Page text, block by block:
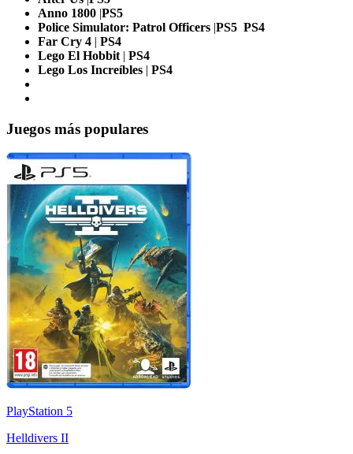
Anno 1800 |PS5
Police Simulator: Patrol Officers |PS5 PS4
Far Cry 4 | PS4
Lego El Hobbit | PS4
Lego Los Increíbles | PS4
Juegos más populares
PlayStation 5
Helldivers II